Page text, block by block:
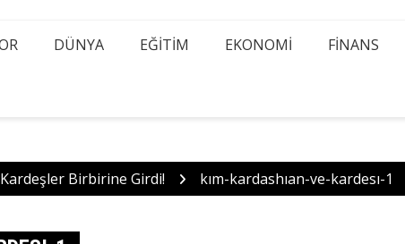
DÜNYA EĞITIM EKONOMI FINANS
Birbirine Girdi! kım-kardashıan-ve-kardesı-1